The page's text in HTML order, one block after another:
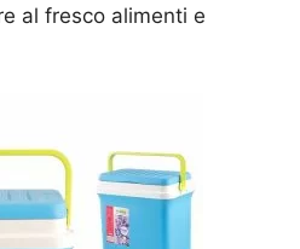
al fresco alimenti e